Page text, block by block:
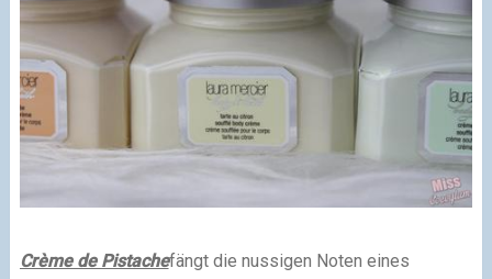
Crème de Pistachefängt die nussigen Noten eines